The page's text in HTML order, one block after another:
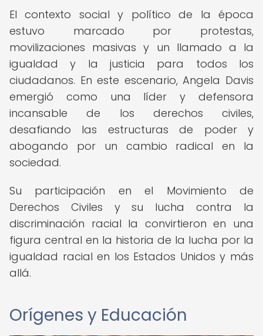
El contexto social y político de la época
estuvo marcado por protestas,
movilizaciones masivas y un llamado a la
igualdad y la justicia para todos los
ciudadanos. En este escenario, Angela Davis
emergió como una líder y defensora
incansable de los derechos civiles,
desafiando las estructuras de poder y
abogando por un cambio radical en la
sociedad.
Su participación en el Movimiento de
Derechos Civiles y su lucha contra la
discriminación racial la convirtieron en una
figura central en la historia de la lucha por la
igualdad racial en los Estados Unidos y más
allá.
Orígenes y Educación